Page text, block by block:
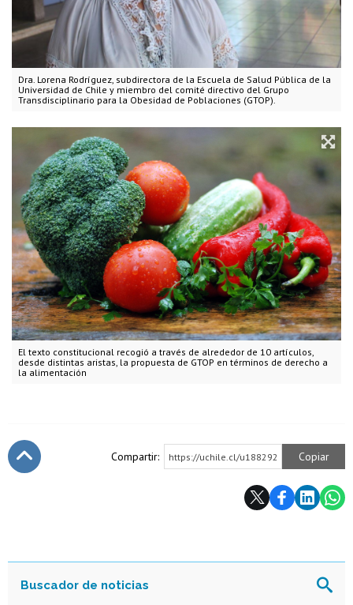
Dra. Lorena Rodríguez, subdirectora de la Escuela de Salud Pública de la
Universidad de Chile y miembro del comité directivo del Grupo
Transdisciplinario para la Obesidad de Poblaciones (GTOP).
El texto constitucional recogió a través de alrededor de 10 artículos,
desde distintas aristas, la propuesta de GTOP en términos de derecho a
la alimentación
Compartir: https://uchile.cl/u188292 Copiar